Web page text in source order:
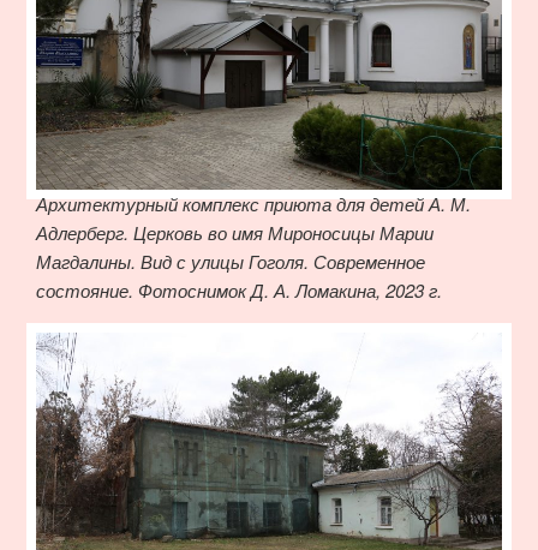
Архитектурный комплекс приюта для детей А. М.
Адлерберг. Церковь во имя Мироносицы Марии
Магдалины. Вид с улицы Гоголя. Современное
состояние. Фотоснимок Д. А. Ломакина, 2023 г.